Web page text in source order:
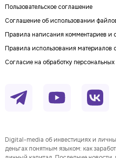
Пользовательское соглашение
Соглашение об использовании
Правила написания комментариев и
Правила использования материалов
Согласие на обработку
Digital-media об инвестициях и
деньгах понятным языком: как